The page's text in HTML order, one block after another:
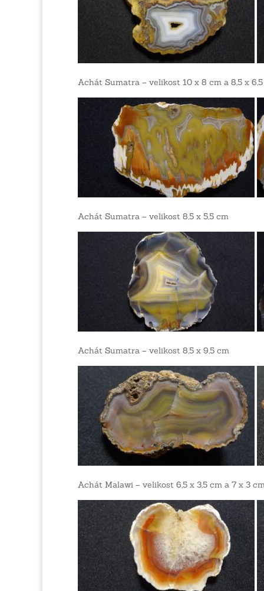
Achát Sumatra – velikost 10 x 8 cm a 8,5 x
Achát Sumatra – velikost 8,5 x 5,5 cm
Achát Sumatra – velikost 8,5 x 9,5 cm
Achát Malawi – velikost 6,5 x 3,5 cm a 7 x 3